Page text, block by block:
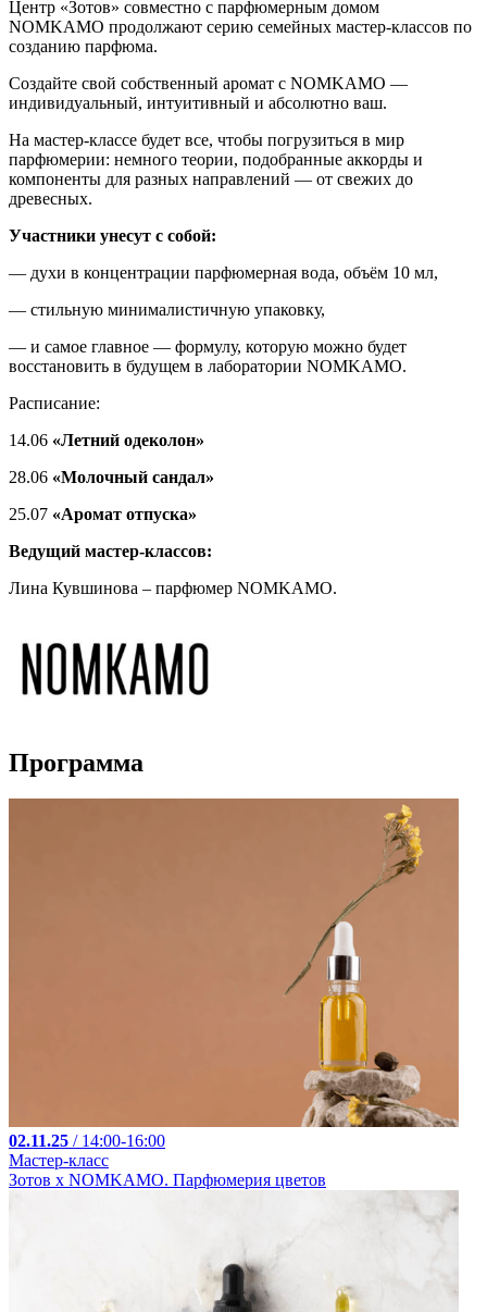
Центр «Зотов» совместно с парфюмерным домом
NOMKAMO продолжают серию семейных мастер-классов по
созданию парфюма.
Создайте свой собственный аромат с NOMKAMO —
индивидуальный, интуитивный и абсолютно ваш.
На мастер-классе будет все, чтобы погрузиться в мир
парфюмерии: немного теории, подобранные аккорды и
компоненты для разных направлений — от свежих до
древесных.
Участники унесут с собой:
— духи в концентрации парфюмерная вода, объём 10 мл,
— стильную минималистичную упаковку,
— и самое главное — формулу, которую можно будет
восстановить в будущем в лаборатории NOMKAMO.
Расписание:
14.06 «Летний одеколон»
28.06 «Молочный сандал»
25.07 «Аромат отпуска»
Ведущий мастер-классов:
Лина Кувшинова – парфюмер NOMKAMO.
Программа
02.11.25 / 14:00-16:00
Мастер-класс
Зотов х NOMKAMO. Парфюмерия цветов